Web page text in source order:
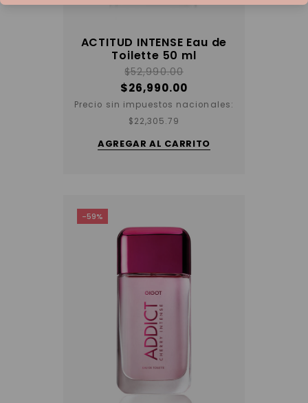
ACTITUD INTENSE Eau de
Toilette 50 ml
$52,990.00
$26,990.00
Precio sin impuestos nacionales:
$22,305.79
AGREGAR AL CARRITO
-59%